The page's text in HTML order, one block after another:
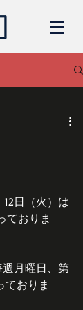
日（火）は
ておりま
週月曜日、第
ておりま